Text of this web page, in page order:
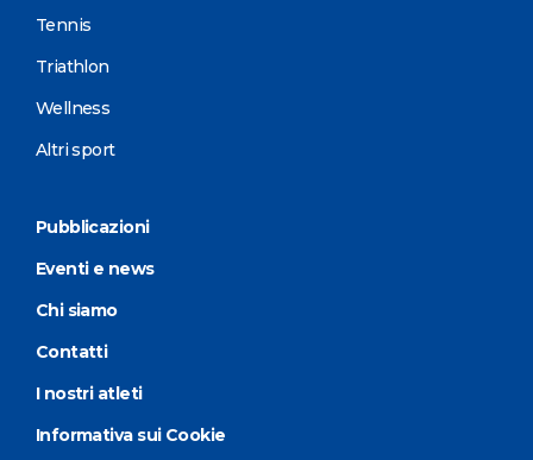
Tennis
Triathlon
Wellness
Altri sport
Pubblicazioni
Eventi e news
Chi siamo
Contatti
I nostri atleti
Informativa sui Cookie